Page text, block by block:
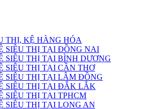
THỊ, KỆ HÀNG HÓA
SIÊU THỊ TẠI ĐỒNG NAI
SIÊU THỊ TẠI BÌNH DƯƠNG
SIÊU THỊ TẠI CẦN THƠ
SIÊU THỊ TẠI LÂM ĐỒNG
SIÊU THỊ TẠI ĐẮK LẮK
SIÊU THỊ TẠI TPHCM
SIÊU THỊ TẠI LONG AN